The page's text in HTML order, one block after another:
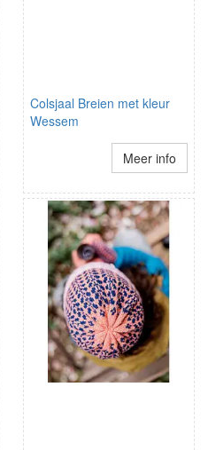
Colsjaal Breien met kleur
Wessem
Meer info